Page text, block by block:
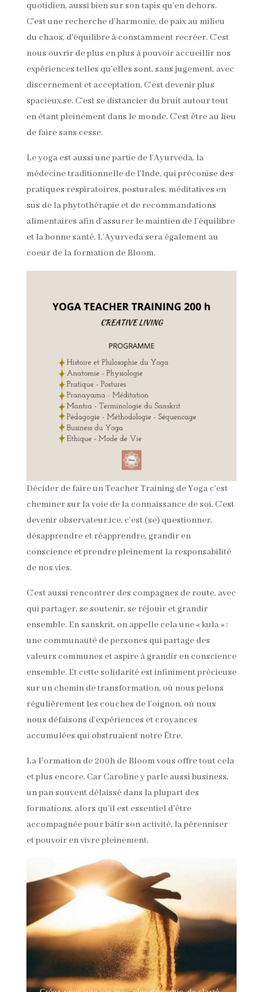
quotidien, aussi bien sur son tapis qu’en dehors.
C’est une recherche d’harmonie, de paix au milieu
du chaos, d’équilibre à constamment recréer. C’est
nous ouvrir de plus en plus à pouvoir accueillir nos
expériences telles qu’elles sont, sans jugement, avec
discernement et acceptation. C’est devenir plus
spacieux.se. C’est se distancier du bruit autour tout
en étant pleinement dans le monde. C’est être au lieu
de faire sans cesse.
Le yoga est aussi une partie de l’Ayurveda, la
médecine traditionnelle de l’Inde, qui préconise des
pratiques respiratoires, posturales, méditatives en
sus de la phytothérapie et de recommandations
alimentaires afin d’assurer le maintien de l’équilibre
et la bonne santé. L’Ayurveda sera également au
coeur de la formation de Bloom.
Décider de faire un Teacher Training de Yoga c’est
cheminer sur la voie de la connaissance de soi. C’est
devenir observateur.ice, c’est (se) questionner,
désapprendre et réapprendre, grandir en
conscience et prendre pleinement la responsabilité
de nos vies.
C’est aussi rencontrer des compagnes de route, avec
qui partager, se soutenir, se réjouir et grandir
ensemble. En sanskrit, on appelle cela une « kula » :
une communauté de persones qui partage des
valeurs communes et aspire à grandir en conscience
ensemble. Et cette solidarité est infiniment précieuse
sur un chemin de transformation, où nous pelons
régulièrement les couches de l’oignon, où nous
nous défaisons d’expériences et croyances
accumulées qui obstruaient notre Être.
La Formation de 200h de Bloom vous offre tout cela
et plus encore. Car Caroline y parle aussi business,
un pan souvent délaissé dans la plupart des
formations, alors qu’il est essentiel d’être
accompagnée pour bâtir son activité, la pérenniser
et pouvoir en vivre pleinement.